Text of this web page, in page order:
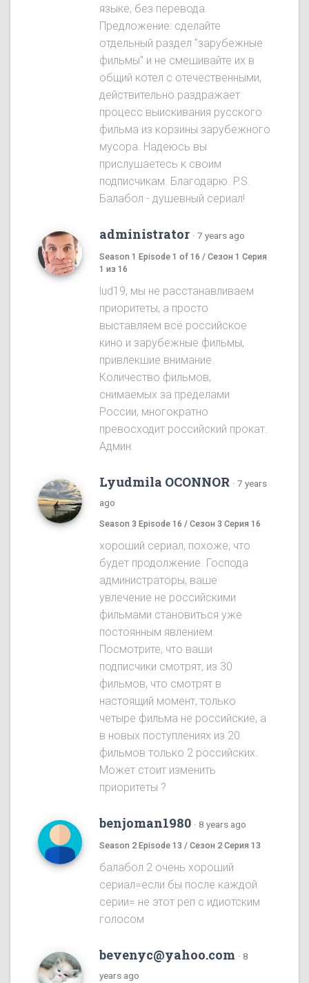
языке, без перевода.
Предложение: сделайте
отдельный раздел "зарубежные
фильмы" и не смешивайте их в
общий котел с отечественными,
действительно раздражает
процесс выискивания русского
фильма из корзины зарубежного
мусора. Надеюсь вы
прислушаетесь к своим
подписчикам. Благодарю. P.S.
Балабол - душевный сериал!
administrator · 7 years ago
Season 1 Episode 1 of 16 / Сезон 1 Серия
1 из 16
lud19, мы не расстанавливаем
приоритеты, а просто
выставляем всё российское
кино и зарубежные фильмы,
привлекшие внимание.
Количество фильмов,
снимаемых за пределами
России, многократно
превосходит российский прокат.
Админ.
Lyudmila OCONNOR · 7 years
ago
Season 3 Episode 16 / Сезон 3 Серия 16
хороший сериал, похоже, что
будет продолжение. Господа
администраторы, ваше
увлечение не российскими
фильмами становиться уже
постоянным явлением.
Посмотрите, что ваши
подписчики смотрят, из 30
фильмов, что смотрят в
настоящий момент, только
четыре фильма не российские, а
в новых поступлениях из 20
фильмов только 2 российских.
Может стоит изменить
приоритеты ?
benjoman1980 · 8 years ago
Season 2 Episode 13 / Сезон 2 Серия 13
балабол 2 очень хороший
сериал=если бы после каждой
серии= не этот реп с идиотским
голосом
bevenyc@yahoo.com · 8
years ago